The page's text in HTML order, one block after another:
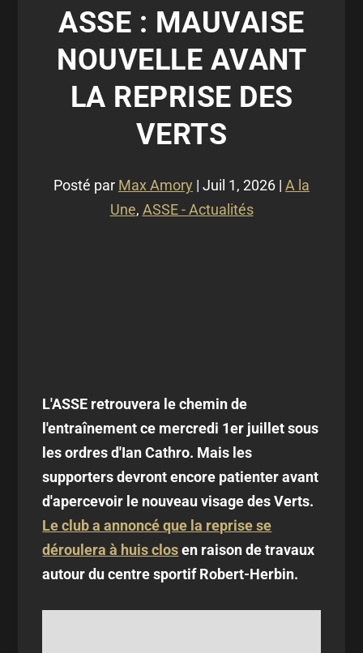
ASSE : MAUVAISE
NOUVELLE AVANT
LA REPRISE DES
VERTS
Posté par Max Amory | Juil 1, 2026 | A la
Une, ASSE - Actualités
L'ASSE retrouvera le chemin de
l'entraînement ce mercredi 1er juillet sous
les ordres d'Ian Cathro. Mais les
supporters devront encore patienter avant
d'apercevoir le nouveau visage des Verts.
Le club a annoncé que la reprise se
déroulera à huis closen raison de travaux
autour du centre sportif Robert-Herbin.